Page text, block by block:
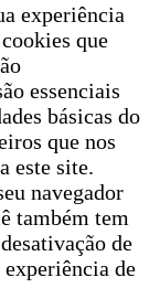
experiência
que
essenciais
básicas do
que nos
este site.
navegador
também tem
de
experiência de